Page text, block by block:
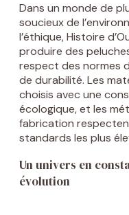
Dans un monde de
soucieux de
l’éthique, Histoire
produire des
respect des normes
de durabilité. Les
choisis avec une
écologique, et les
fabrication
standards les plus
Un univers en
évolution